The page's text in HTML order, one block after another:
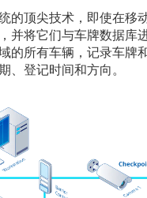
的顶尖技术，即使在移
并将它们与车牌数据库
的所有车辆，记录车牌
、登记时间和方向。